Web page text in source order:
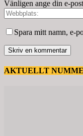
Vänligen ange din e-
Spara mitt namn, e-
AKTUELLT